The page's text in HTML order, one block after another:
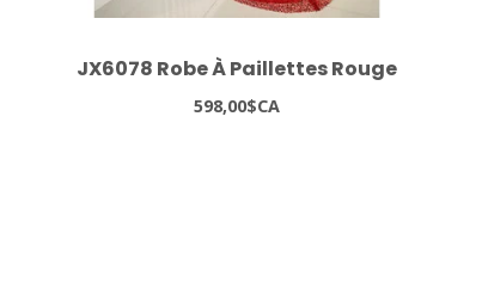
JX6078 Robe À Paillettes Rouge
598,00$CA